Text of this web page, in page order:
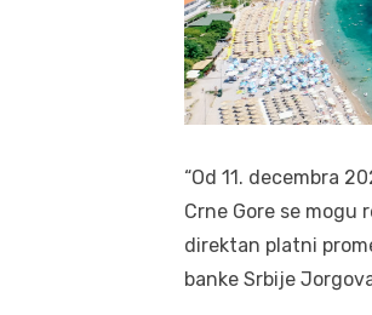
“Od 11. decembra
Crne Gore se
direktan platni
banke Srbije